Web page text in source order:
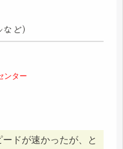
ど）
ンター
ドが速かったが、と